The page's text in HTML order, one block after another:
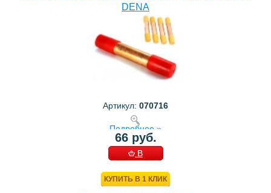
DENA
Артикул: 070716
Подробнее »
66 руб.
В
КУПИТЬ В 1 КЛИК